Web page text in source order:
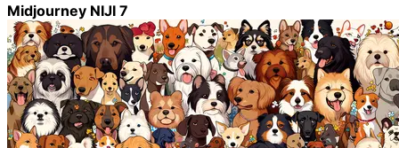
Midjourney NIJI 7